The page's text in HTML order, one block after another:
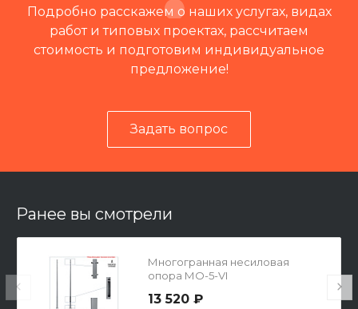
Подробно расскажем о наших услугах, видах
работ и типовых проектах, рассчитаем
стоимость и подготовим индивидуальное
предложение!
Задать вопрос
Ранее вы смотрели
Многогранная несиловая
опора МО-5-VI
13 520 ₽